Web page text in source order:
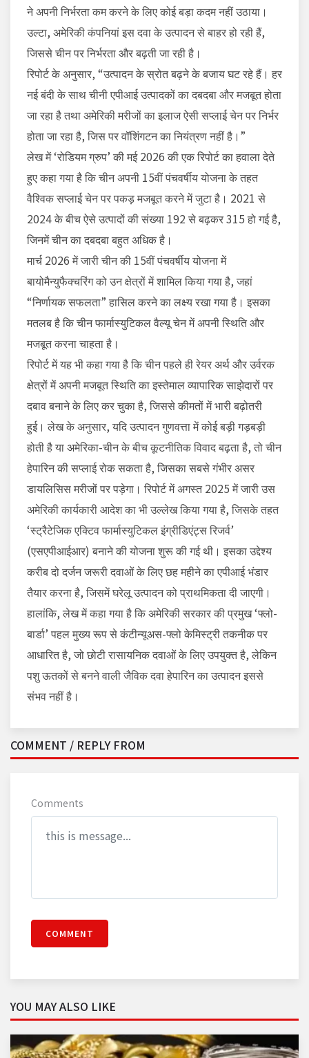
ने अपनी निर्भरता कम करने के लिए कोई बड़ा कदम नहीं उठाया।
उल्टा, अमेरिकी कंपनियां इस दवा के उत्पादन से बाहर हो रही हैं,
जिससे चीन पर निर्भरता और बढ़ती जा रही है।
रिपोर्ट के अनुसार, “उत्पादन के स्रोत बढ़ने के बजाय घट रहे हैं। हर
नई बंदी के साथ चीनी एपीआई उत्पादकों का दबदबा और मजबूत होता
जा रहा है तथा अमेरिकी मरीजों का इलाज ऐसी सप्लाई चेन पर निर्भर
होता जा रहा है, जिस पर वॉशिंगटन का नियंत्रण नहीं है।”
लेख में ‘रोडियम ग्रुप’ की मई 2026 की एक रिपोर्ट का हवाला देते
हुए कहा गया है कि चीन अपनी 15वीं पंचवर्षीय योजना के तहत
वैश्विक सप्लाई चेन पर पकड़ मजबूत करने में जुटा है। 2021 से
2024 के बीच ऐसे उत्पादों की संख्या 192 से बढ़कर 315 हो गई है,
जिनमें चीन का दबदबा बहुत अधिक है।
मार्च 2026 में जारी चीन की 15वीं पंचवर्षीय योजना में
बायोमैन्युफैक्चरिंग को उन क्षेत्रों में शामिल किया गया है, जहां
“निर्णायक सफलता” हासिल करने का लक्ष्य रखा गया है। इसका
मतलब है कि चीन फार्मास्युटिकल वैल्यू चेन में अपनी स्थिति और
मजबूत करना चाहता है।
रिपोर्ट में यह भी कहा गया है कि चीन पहले ही रेयर अर्थ और उर्वरक
क्षेत्रों में अपनी मजबूत स्थिति का इस्तेमाल व्यापारिक साझेदारों पर
दबाव बनाने के लिए कर चुका है, जिससे कीमतों में भारी बढ़ोतरी
हुई। लेख के अनुसार, यदि उत्पादन गुणवत्ता में कोई बड़ी गड़बड़ी
होती है या अमेरिका-चीन के बीच कूटनीतिक विवाद बढ़ता है, तो चीन
हेपारिन की सप्लाई रोक सकता है, जिसका सबसे गंभीर असर
डायलिसिस मरीजों पर पड़ेगा। रिपोर्ट में अगस्त 2025 में जारी उस
अमेरिकी कार्यकारी आदेश का भी उल्लेख किया गया है, जिसके तहत
‘स्ट्रैटेजिक एक्टिव फार्मास्युटिकल इंग्रीडिएंट्स रिजर्व’
(एसएपीआईआर) बनाने की योजना शुरू की गई थी। इसका उद्देश्य
करीब दो दर्जन जरूरी दवाओं के लिए छह महीने का एपीआई भंडार
तैयार करना है, जिसमें घरेलू उत्पादन को प्राथमिकता दी जाएगी।
हालांकि, लेख में कहा गया है कि अमेरिकी सरकार की प्रमुख ‘फ्लो-
बार्डा’ पहल मुख्य रूप से कंटीन्यूअस-फ्लो केमिस्ट्री तकनीक पर
आधारित है, जो छोटी रासायनिक दवाओं के लिए उपयुक्त है, लेकिन
पशु ऊतकों से बनने वाली जैविक दवा हेपारिन का उत्पादन इससे
संभव नहीं है।
COMMENT / REPLY FROM
Comments
COMMENT
YOU MAY ALSO LIKE